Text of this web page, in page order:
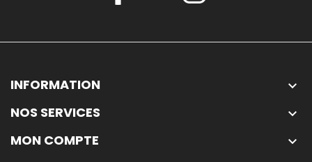
INFORMATION 
NOS SERVICES 
MON COMPTE 